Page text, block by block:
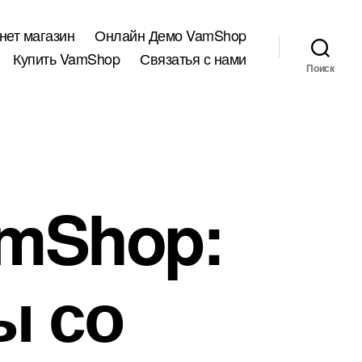
магазин
Онлайн Демо VamShop
Купить VamShop
Связатья с нами Поиск
со